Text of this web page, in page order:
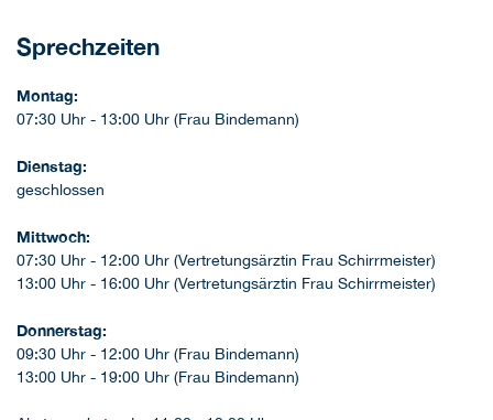
Sprechzeiten
Montag:
07:30 Uhr - 13:00 Uhr (Frau Bindemann)
Dienstag:
geschlossen
Mittwoch:
07:30 Uhr - 12:00 Uhr (Vertretungsärztin Frau Schirrmeister)
13:00 Uhr - 16:00 Uhr (Vertretungsärztin Frau Schirrmeister)
Donnerstag:
09:30 Uhr - 12:00 Uhr (Frau Bindemann)
13:00 Uhr - 19:00 Uhr (Frau Bindemann)